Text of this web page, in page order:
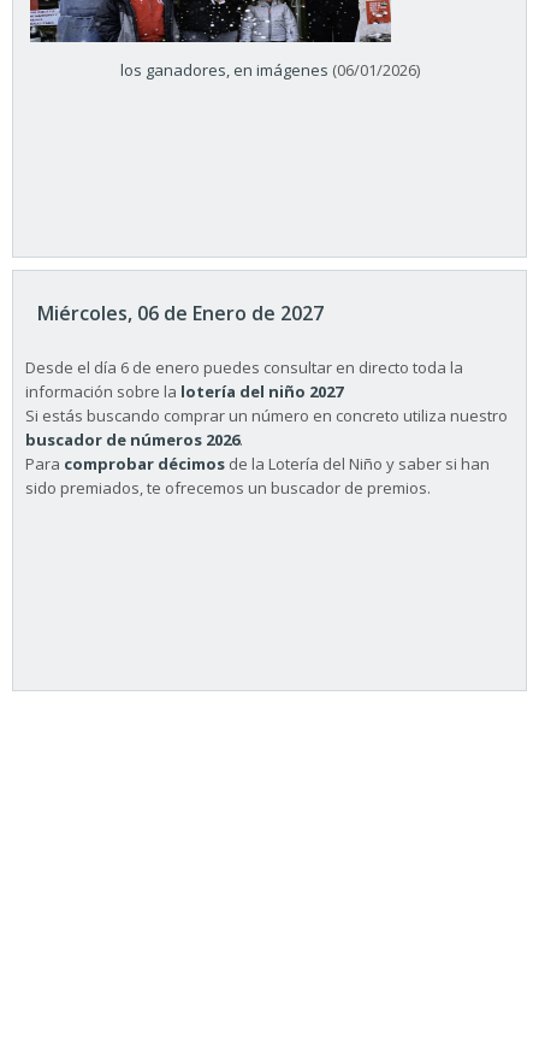
los ganadores, en imágenes (06/01/2026)
Miércoles, 06 de Enero de 2027
Desde el día 6 de enero puedes consultar en directo toda la
información sobre la lotería del niño 2027
Si estás buscando comprar un número en concreto utiliza nuestro
buscador de números 2026.
Para comprobar décimos de la Lotería del Niño y saber si han
sido premiados, te ofrecemos un buscador de premios.